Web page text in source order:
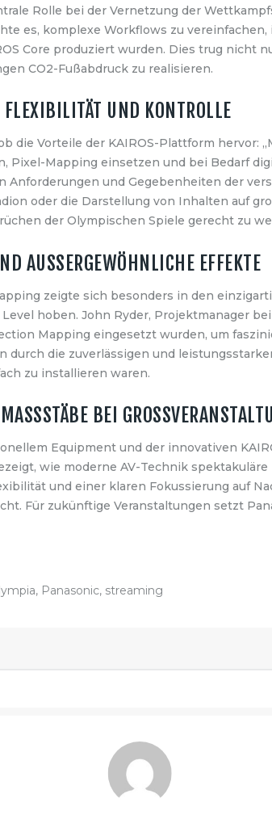
Rolle bei der Vernetzung der
es, komplexe Workflows zu
Core produziert wurden. Dies trug nicht
CO2-Fußabdruck zu realisieren.
UND KONTROLLE
die Vorteile der KAIROS-Plattform hervor:
Mapping einsetzen und bei Bedarf
Anforderungen und Gegebenheiten der
oder die Darstellung von Inhalten auf
der Olympischen Spiele gerecht zu
AUSSERGEWÖHNLICHE EFFEKTE
zeigte sich besonders in den
hoben. John Ryder, Projektmanager
Mapping eingesetzt wurden, um
die zuverlässigen und
zu installieren waren.
BEI
Equipment und der innovativen
wie moderne AV-Technik
und einer klaren Fokussierung auf
Für zukünftige Veranstaltungen setzt
, Panasonic, streaming